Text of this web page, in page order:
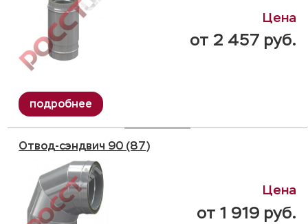
от 2 457 руб.
Отвод-сэндвич 90 (87)
от 1 919 руб.